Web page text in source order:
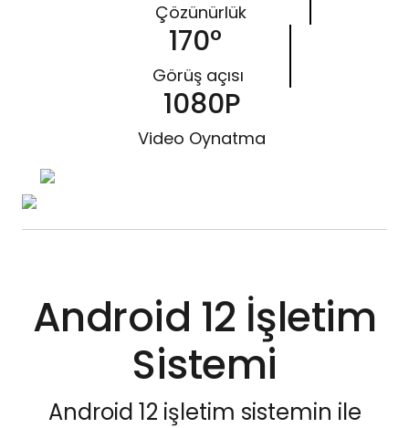
Çözünürlük
170°
Görüş açısı
1080P
Video Oynatma
Android 12 İşletim
Sistemi
Android 12 işletim sistemin ile